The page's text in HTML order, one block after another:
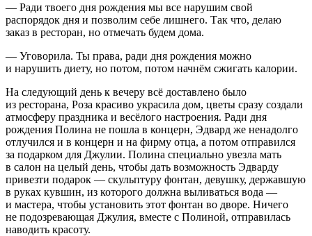
— Ради твоего дня рождения мы все нарушим свой
распорядок дня и позволим себе лишнего. Так что, делаю
заказ в ресторан, но отмечать будем дома.
— Уговорила. Ты права, ради дня рождения можно
и нарушить диету, но потом, потом начнём сжигать калории.
На следующий день к вечеру всё доставлено было
из ресторана, Роза красиво украсила дом, цветы сразу создали
атмосферу праздника и весёлого настроения. Ради дня
рождения Полина не пошла в концерн, Эдвард же ненадолго
отлучился и в концерн и на фирму отца, а потом отправился
за подарком для Джулии. Полина специально увезла мать
в салон на целый день, чтобы дать возможность Эдварду
привезти подарок — скульптуру фонтан, девушку, державшую
в руках кувшин, из которого должна выливаться вода —
и мастера, чтобы установить этот фонтан во дворе. Ничего
не подозревающая Джулия, вместе с Полиной, отправилась
наводить красоту.